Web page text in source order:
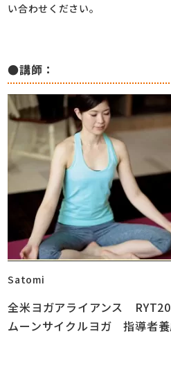
い合わせください。
●講師：
Satomi
全米ヨガアライアンス
ムーンサイクルヨガ指導者